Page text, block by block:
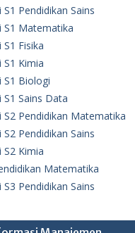
Pendidikan Sains
S1 Matematika
Fisika
S1 Kimia
S1 Biologi
Sains Data
S2 Pendidikan Matematika
Pendidikan Sains
S2 Kimia
Matematika
Pendidikan Sains